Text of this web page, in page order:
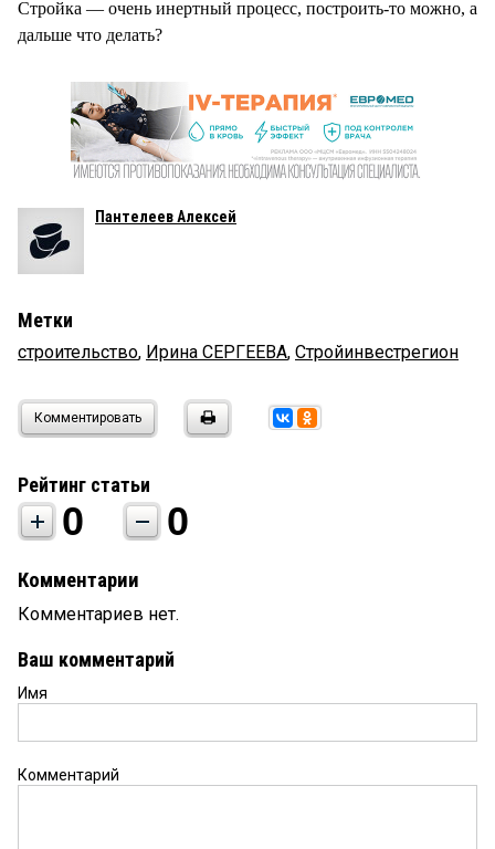
Стройка — очень инертный процесс, построить-то можно, а
дальше что делать?
Пантелеев Алексей
Метки
строительство, Ирина СЕРГЕЕВА, Стройинвестрегион
Комментировать
Рейтинг статьи
0 0
Комментарии
Комментариев нет.
Ваш комментарий
Имя
Комментарий